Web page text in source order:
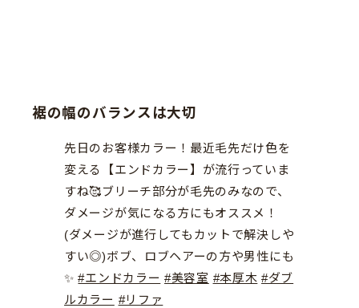
裾の幅のバランスは大切
先日のお客様カラー！最近毛先だけ色を
変える【エンドカラー】が流行っていま
すね🥰ブリーチ部分が毛先のみなので、
ダメージが気になる方にもオススメ！
(ダメージが進行してもカットで解決しや
すい◎)ボブ、ロブヘアーの方や男性にも
✨#エンドカラー #美容室 #本厚木 #ダブ
ルカラー #リファ